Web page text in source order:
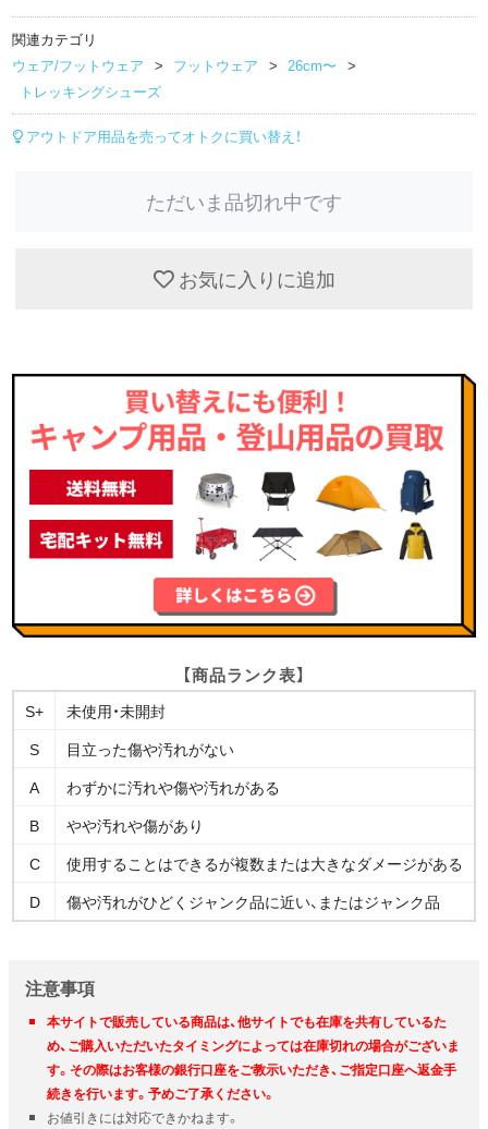
関連カテゴリ
ウェア/フットウェア
フットウェア
26cm〜
トレッキングシューズ
アウトドア用品を売ってオトクに買い替え！
ただいま品切れ中です
お気に入りに追加
【商品ランク表】
S+
未使用・未開封
S
目立った傷や汚れがない
A
わずかに汚れや傷や汚れがある
B
やや汚れや傷があり
C
使用することはできるが複数または大きなダメージがある
D
傷や汚れがひどくジャンク品に近い、またはジャンク品
注意事項
本サイトで販売している商品は、他サイトでも在庫を共有しているた
め、ご購入いただいたタイミングによっては在庫切れの場合がございま
す。その際はお客様の銀行口座をご教示いただき、ご指定口座へ返金手
続きを行います。予めご了承ください。
お値引きには対応できかねます。